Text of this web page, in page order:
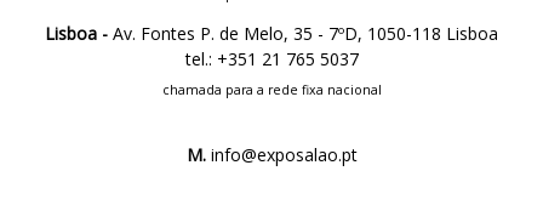
Lisboa - Av. Fontes P. de Melo, 35 - 7ºD, 1050-118 Lisboa
tel.: +351 21 765 5037
chamada para a rede fixa nacional
M.info@exposalao.pt